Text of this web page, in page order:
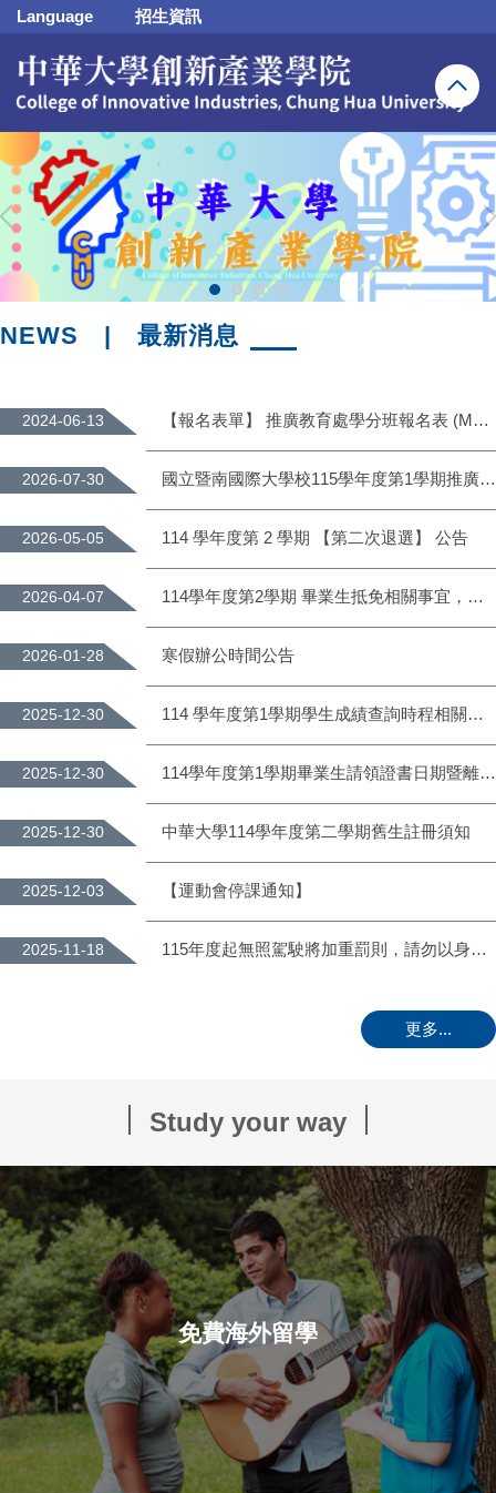
跳
到
主
內
容
Language 招生資訊
NEWS | 最新消息
2024-06-13 【報名表單】 推廣教育處學分班報名表 (MA0-4-011-A個人資料授權取得使用同意書)
2026-07-30 國立暨南國際大學校115學年度第1學期推廣教育課程招生海報
2026-05-05 114 學年度第 2 學期 【第二次退選】 公告
2026-04-07 114學年度第2學期 畢業生抵免相關事宜，請查照。
2026-01-28 寒假辦公時間公告
2025-12-30 114 學年度第1學期學生成績查詢時程相關說明公告
2025-12-30 114學年度第1學期畢業生請領證書日期暨離校手續流程
2025-12-30 中華大學114學年度第二學期舊生註冊須知
2025-12-03 【運動會停課通知】
2025-11-18 115年度起無照駕駛將加重罰則，請勿以身試法
更多...
Study your way
免費海外留學